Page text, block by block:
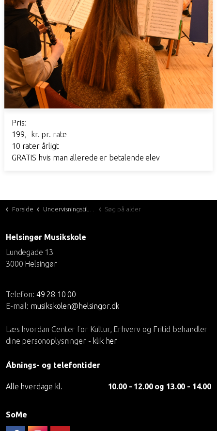
Pris:
199,- kr. pr. rate
10 rater årligt
GRATIS hvis man allerede er betalende elev
Forside Undervisningstilbud Søg på alder
Helsingør Musikskole
Lundegade 13
3000 Helsingør
Telefon: 49 28 10 00
E-mail: musikskolen@helsingor.dk
Læs hvordan Center for Kultur, Erhverv og Fritid behandler
dine personoplysninger - klik her
Åbnings- og telefontider
Alle hverdage kl. 10.00 - 12.00 og 13.00 - 14.00
SoMe